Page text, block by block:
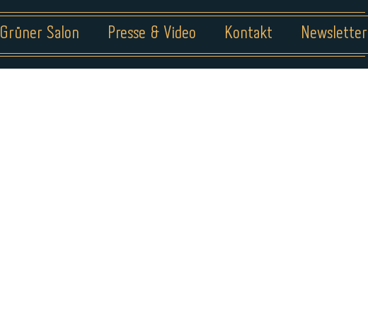
Grüner Salon Presse & Video Kontakt Newsletter